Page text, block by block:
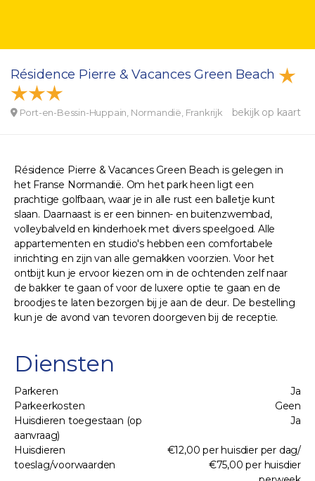
Résidence Pierre & Vacances Green Beach
Port-en-Bessin-Huppain, Normandië, Frankrijk bekijk op kaart
Résidence Pierre & Vacances Green Beach is gelegen in
het Franse Normandië. Om het park heen ligt een
prachtige golfbaan, waar je in alle rust een balletje kunt
slaan. Daarnaast is er een binnen- en buitenzwembad,
volleybalveld en kinderhoek met divers speelgoed. Alle
appartementen en studio's hebben een comfortabele
inrichting en zijn van alle gemakken voorzien. Voor het
ontbijt kun je ervoor kiezen om in de ochtenden zelf naar
de bakker te gaan of voor de luxere optie te gaan en de
broodjes te laten bezorgen bij je aan de deur. De bestelling
kun je de avond van tevoren doorgeven bij de receptie.
Diensten
Parkeren
Ja
Parkeerkosten
Geen
Huisdieren toegestaan (op
aanvraag)
Ja
Huisdieren
toeslag/voorwaarden
€12,00 per huisdier per dag/
€75,00 per huisdier